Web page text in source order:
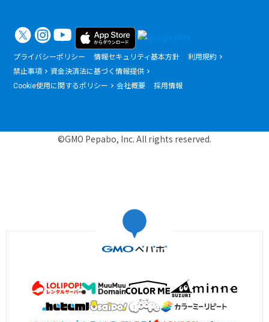
プライバシーポリシー 情報セキュリティ基本方針
利用規約
禁止事項
資金決済法に基づく情報提供
Cookie使用に関するポリシー
会社概要 採用情報
©GMO Pepabo, Inc. All rights reserved.